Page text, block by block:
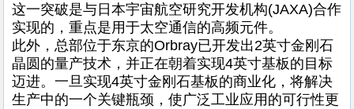
这一突破是与日本宇宙航空研究开发机构(JAXA)合作
实现的，重点是用于太空通信的高频元件。
此外，总部位于东京的Orbray已开发出2英寸金刚石
晶圆的量产技术，并正在朝着实现4英寸基板的目标
迈进。一旦实现4英寸金刚石基板的商业化，将解决
生产中的一个关键瓶颈，使广泛工业应用的可行性更